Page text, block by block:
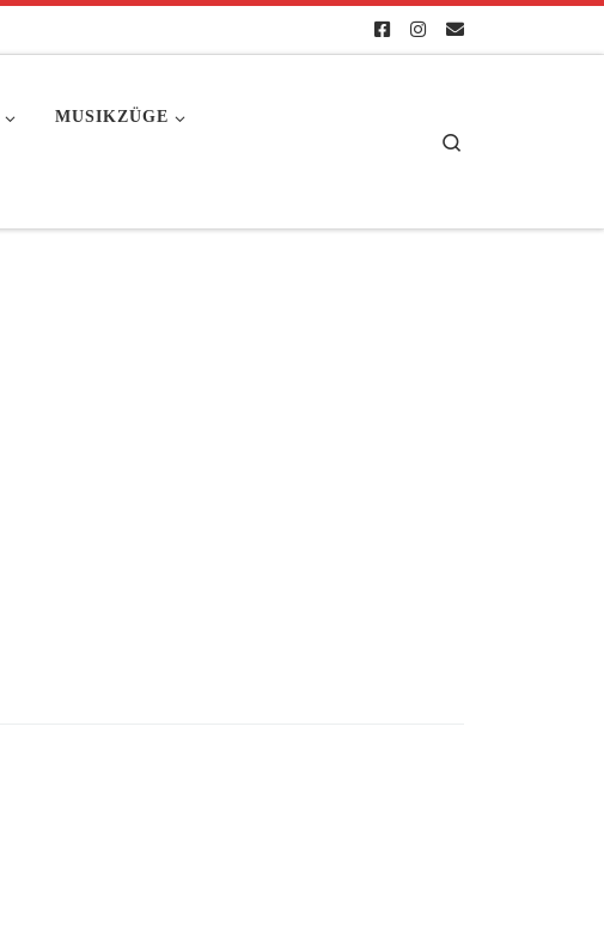
MUSIKZÜGE